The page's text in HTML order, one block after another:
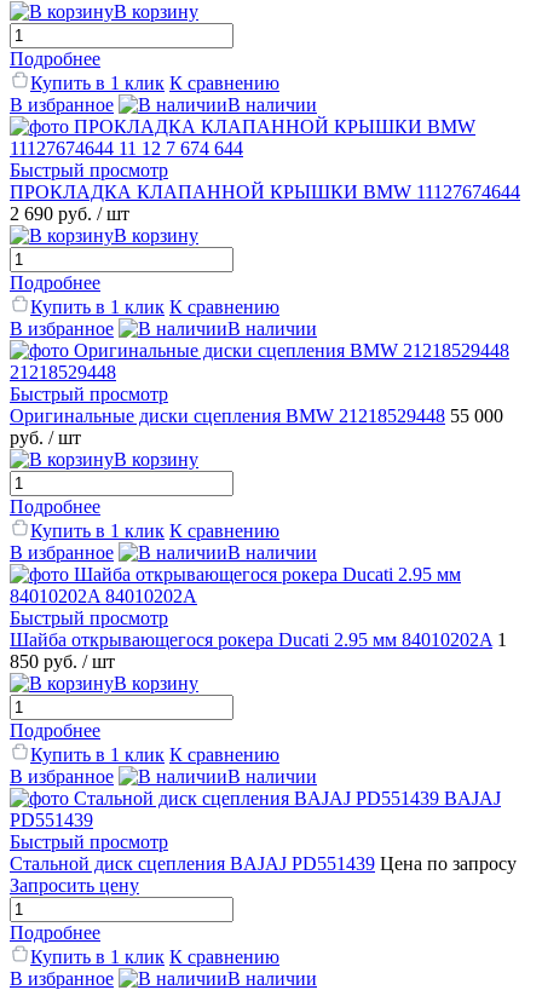
В корзину
Подробнее
Купить в 1 клик К сравнению
В избранное
В наличии
Быстрый просмотр
ПРОКЛАДКА КЛАПАННОЙ КРЫШКИ BMW 11127674644
2 690 руб. / шт
В корзину
Подробнее
Купить в 1 клик К сравнению
В избранное
В наличии
Быстрый просмотр
Оригинальные диски сцепления BMW 21218529448 55 000
руб. / шт
В корзину
Подробнее
Купить в 1 клик К сравнению
В избранное
В наличии
Быстрый просмотр
Шайба открывающегося рокера Ducati 2.95 мм 84010202A 1
850 руб. / шт
В корзину
Подробнее
Купить в 1 клик К сравнению
В избранное
В наличии
Быстрый просмотр
Стальной диск сцепления BAJAJ PD551439 Цена по запросу
Запросить цену
Подробнее
Купить в 1 клик К сравнению
В избранное
В наличии